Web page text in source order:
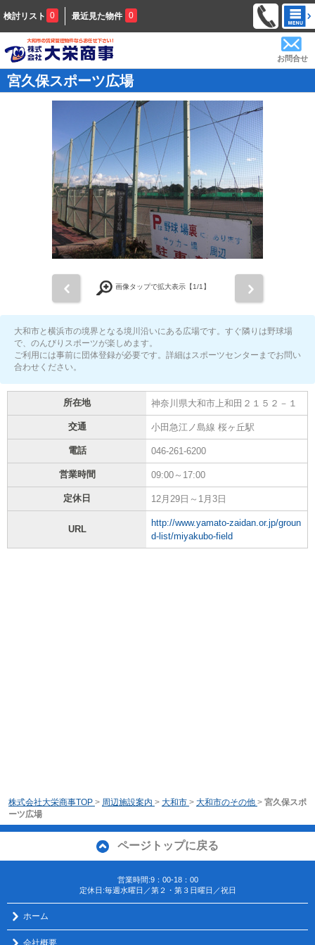
検討リスト 0 最近見た物件 0
お問合せ
宮久保スポーツ広場
画像タップで拡大表示【1/1】
大和市と横浜市の境界となる境川沿いにある広場です。すぐ隣りは野球場
で、のんびりスポーツが楽しめます。
ご利用には事前に団体登録が必要です。詳細はスポーツセンターまでお問い
合わせください。
所在地 神奈川県大和市上和田２１５２－１
交通 小田急江ノ島線 桜ヶ丘駅
電話 046-261-6200
営業時間 09:00～17:00
定休日 12月29日～1月3日
URL
http://www.yamato-zaidan.or.jp/groun
d-list/miyakubo-field
株式会社大栄商事TOP > 周辺施設案内 > 大和市 > 大和市のその他 > 宮久保スポ
ーツ広場
ページトップに戻る
営業時間:9：00-18：00
定休日:毎週水曜日／第２・第３日曜日／祝日
ホーム
会社概要